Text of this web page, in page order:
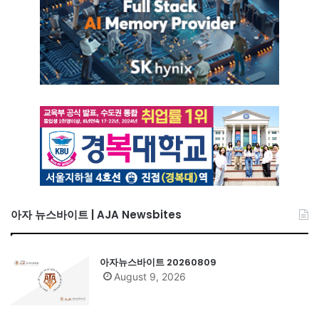
아자 뉴스바이트 | AJA Newsbites
아자뉴스바이트 20260809
August 9, 2026